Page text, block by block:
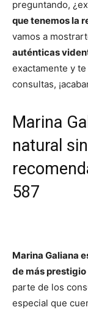
preguntando,
que tenemos la
vamos a
auténticas
exactamente y
consultas,
Marina
natural
587
Marina Galiana
de más prestigio
parte de los
especial que